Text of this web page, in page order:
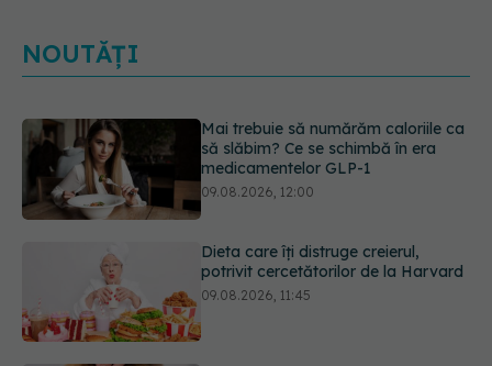
NOUTĂȚI
Dieta care îți distruge creierul,
potrivit cercetătorilor de la Harvard
09.08.2026, 11:45
Cum folosești uleiul esențial de
rozmarin pentru a opri căderea
părului